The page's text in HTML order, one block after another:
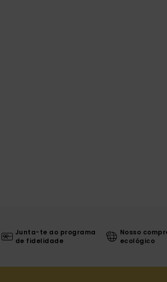
Junta-te ao programa
de fidelidade
Nosso
ecológico